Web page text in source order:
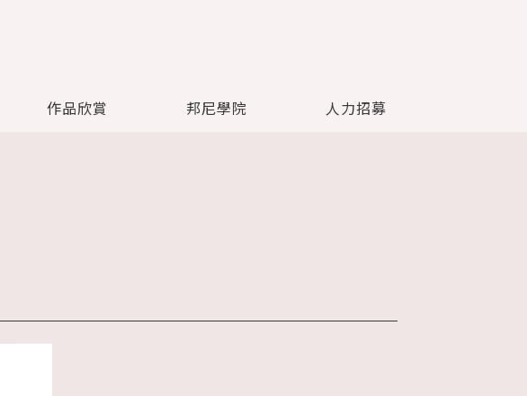
作品欣賞 邦尼學院 人力招募